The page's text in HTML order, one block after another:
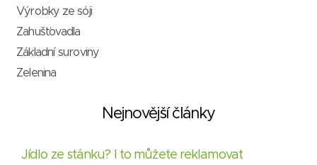
Výrobky ze sóji
Zahušťovadla
Základní suroviny
Zelenina
Nejnovější články
Jídlo ze stánku? I to můžete reklamovat